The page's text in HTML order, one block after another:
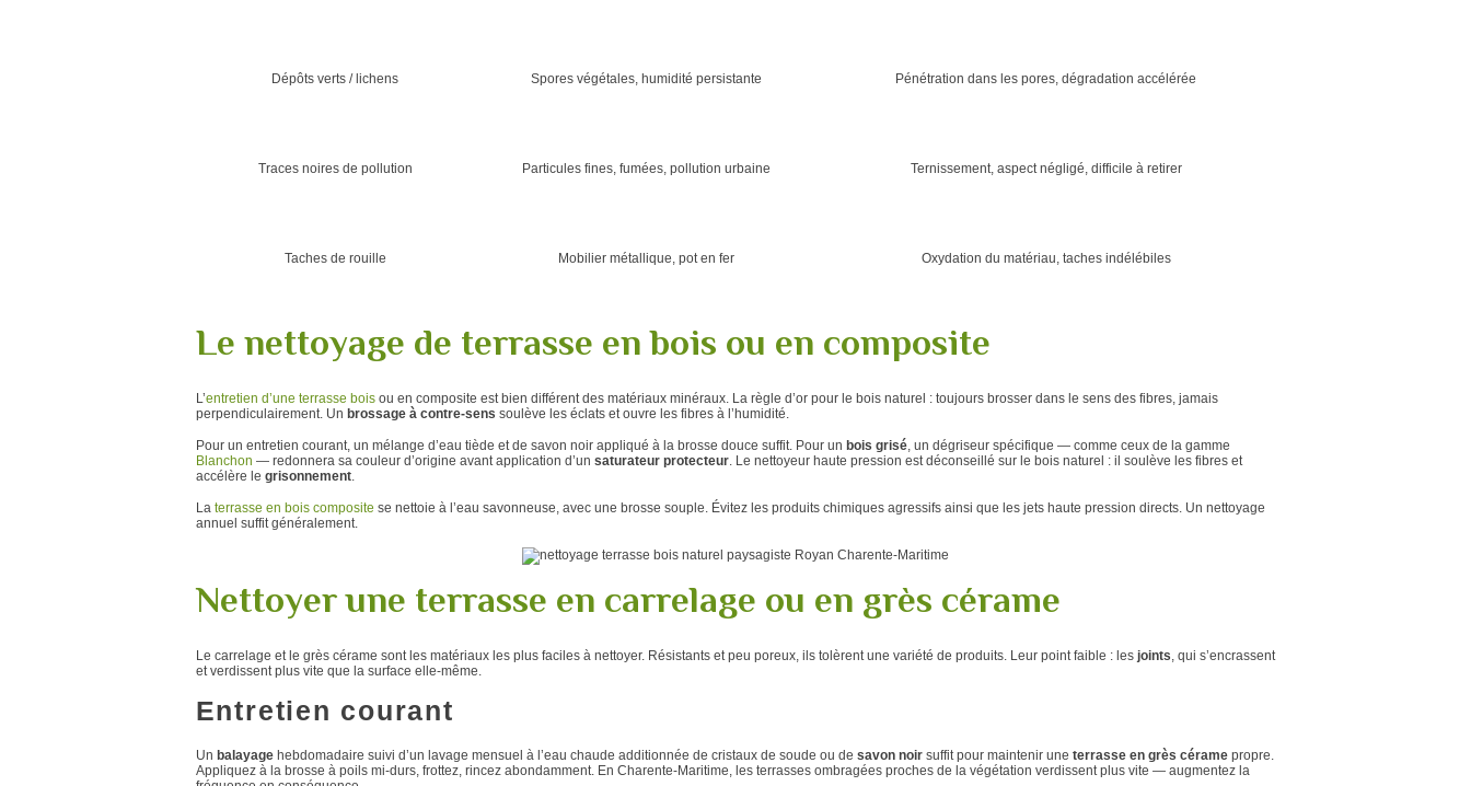
Dépôts verts / lichens Spores végétales, humidité persistante Pénétration dans les pores, dégradation accélérée
Traces noires de pollution Particules fines, fumées, pollution urbaine Ternissement, aspect négligé, difficile à retirer
Taches de rouille Mobilier métallique, pot en fer Oxydation du matériau, taches indélébiles
Le nettoyage de terrasse en bois ou en composite
L’entretien d’une terrasse boisou en composite est bien différent des matériaux minéraux. La règle d’or pour le bois naturel : toujours brosser dans le sens des fibres, jamais
perpendiculairement. Un brossage à contre-sens soulève les éclats et ouvre les fibres à l’humidité.
Pour un entretien courant, un mélange d’eau tiède et de savon noir appliqué à la brosse douce suffit. Pour un bois grisé, un dégriseur spécifique — comme ceux de la gamme
Blanchon — redonnera sa couleur d’origine avant application d’un saturateur protecteur. Le nettoyeur haute pression est déconseillé sur le bois naturel : il soulève les fibres et
accélère le grisonnement.
La terrasse en bois composite se nettoie à l’eau savonneuse, avec une brosse souple. Évitez les produits chimiques agressifs ainsi que les jets haute pression directs. Un nettoyage
annuel suffit généralement.
Nettoyer une terrasse en carrelage ou en grès cérame
Le carrelage et le grès cérame sont les matériaux les plus faciles à nettoyer. Résistants et peu poreux, ils tolèrent une variété de produits. Leur point faible : les joints, qui s’encrassent
et verdissent plus vite que la surface elle-même.
Entretien courant
Un balayagehebdomadaire suivi d’un lavage mensuel à l’eau chaude additionnée de cristaux de soude ou de savon noirsuffit pour maintenir une terrasse en grès céramepropre.
Appliquez à la brosse à poils mi-durs, frottez, rincez abondamment. En Charente-Maritime, les terrasses ombragées proches de la végétation verdissent plus vite — augmentez la